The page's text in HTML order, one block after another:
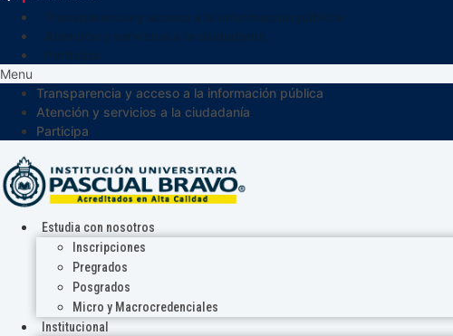
Menu
Transparencia y acceso a la información pública
Atención y servicios a la ciudadanía
Participa
Estudia con nosotros
Inscripciones
Pregrados
Posgrados
Micro y Macrocredenciales
Institucional